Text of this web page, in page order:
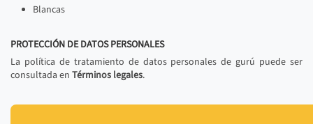
Blancas
PROTECCIÓN DE DATOS PERSONALES
La política de tratamiento de datos personales de gurú puede ser
consultada en Términos legales.